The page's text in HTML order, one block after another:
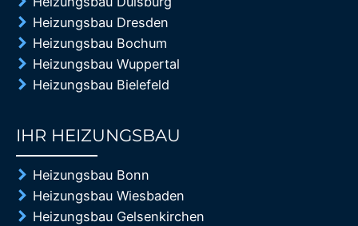
Heizungsbau Dresden
Heizungsbau Bochum
Heizungsbau Wuppertal
Heizungsbau Bielefeld
IHR HEIZUNGSBAU
Heizungsbau Bonn
Heizungsbau Wiesbaden
Heizungsbau Gelsenkirchen